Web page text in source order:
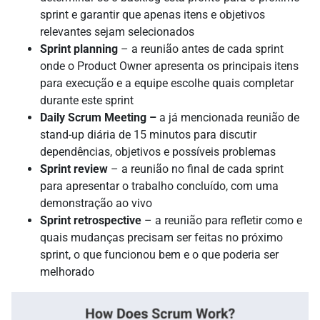
sprint e garantir que apenas itens e objetivos
relevantes sejam selecionados
Sprint planning – a reunião antes de cada sprint
onde o Product Owner apresenta os principais itens
para execução e a equipe escolhe quais completar
durante este sprint
Daily Scrum Meeting – a já mencionada reunião de
stand-up diária de 15 minutos para discutir
dependências, objetivos e possíveis problemas
Sprint review – a reunião no final de cada sprint
para apresentar o trabalho concluído, com uma
demonstração ao vivo
Sprint retrospective – a reunião para refletir como e
quais mudanças precisam ser feitas no próximo
sprint, o que funcionou bem e o que poderia ser
melhorado